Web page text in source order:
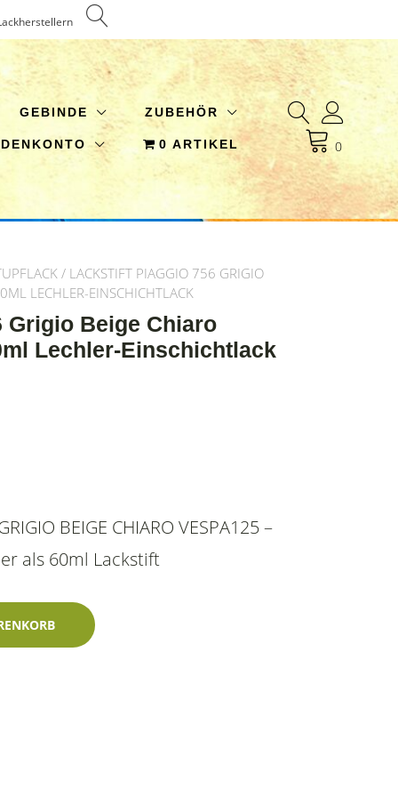
GEBINDE ZUBEHÖR
0 ARTIKEL 0
/ LACKSTIFT PIAGGIO 756 GRIGIO
LECHLER-EINSCHICHTLACK
Grigio Beige Chiaro
Lechler-Einschichtlack
BEIGE CHIARO VESPA125 –
als 60ml Lackstift
Vespa125 - 15099 60ml Lechler-Einschichtlack Menge